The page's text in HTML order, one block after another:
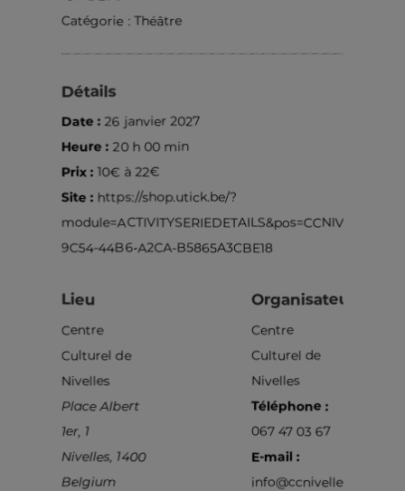
Catégorie : Théâtre
Détails
Date : 26 janvier 2027
Heure : 20 h 00 min
Prix :10€ à 22€
Site : https://shop.utick.be/?
9C54-44B6-A2CA-B5865A3CBE18
Lieu
Centre
Culturel de
Nivelles
Place Albert
1er, 1
Nivelles 1400
Belgium
Organisateur
Centre
Culturel de
Nivelles
Téléphone :
067 47 03 67
E-mail :
info@ccnivelles.be